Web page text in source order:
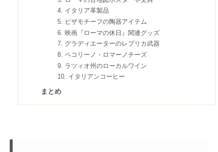
4. イタリア革製品
5. ピザモチーフの陶器アイテム
6. 映画『ローマの休日』関連グッズ
7. グラディエーターのレプリカ武器
8. ペコリーノ・ロマーノチーズ
9. ラツィオ州のローカルワイン
10. イタリアンコーヒー
まとめ